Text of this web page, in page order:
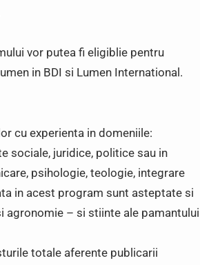
vor putea fi eligiblie pentru
in BDI si Lumen International.
cu experienta in domeniile:
sociale, juridice, politice sau in
psihologie, teologie, integrare
in acest program sunt asteptate si
agronomie – si stiinte ale pamantului
totale aferente publicarii